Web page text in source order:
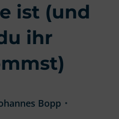
ist (und
ihr
Bopp